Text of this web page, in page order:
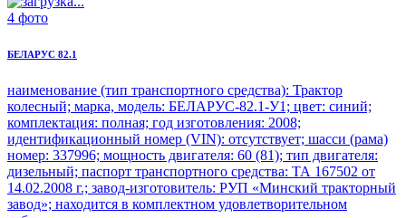
4 фото
БЕЛАРУС 82.1
наименование (тип транспортного средства): Трактор
колесный; марка, модель: БЕЛАРУС-82.1-У1; цвет: синий;
комплектация: полная; год изготовления: 2008;
идентификационный номер (VIN): отсутствует; шасси (рама)
номер: 337996; мощность двигателя: 60 (81); тип двигателя:
дизельный; паспорт транспортного средства: ТА 167502 от
14.02.2008 г.; завод-изготовитель: РУП «Минский тракторный
завод»; находится в комплектном удовлетворительном